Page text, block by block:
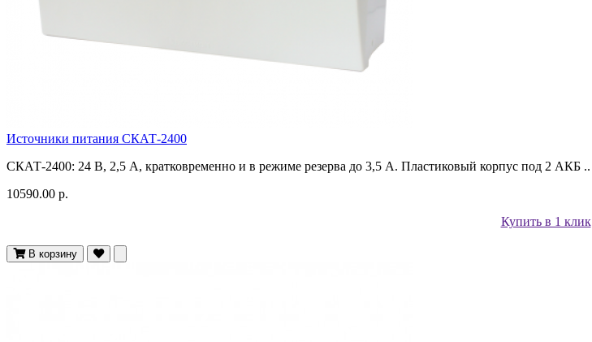
Источники питания СКАТ-2400
СКАТ-2400: 24 В, 2,5 А, кратковременно и в режиме резерва до 3,5 А. Пластиковый корпус под 2 АКБ ..
10590.00 р.
Купить в 1 клик
В корзину